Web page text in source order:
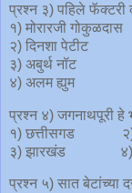
प्रश्न ३) पहिले फॅक्टरी
१) मोरारजी गोकुळदास
२) दिनशा पेटीट
३) अबुर्थ नॉट
४) अलम ह्युम
प्रश्न ४) जगनाथपूरी हे
१) छत्तीसगड २)
३) झारखंड ४)
प्रश्न ५) सात बेटांच्या